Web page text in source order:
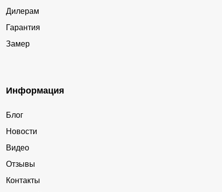
Дилерам
Гарантия
Замер
Информация
Блог
Новости
Видео
Отзывы
Контакты